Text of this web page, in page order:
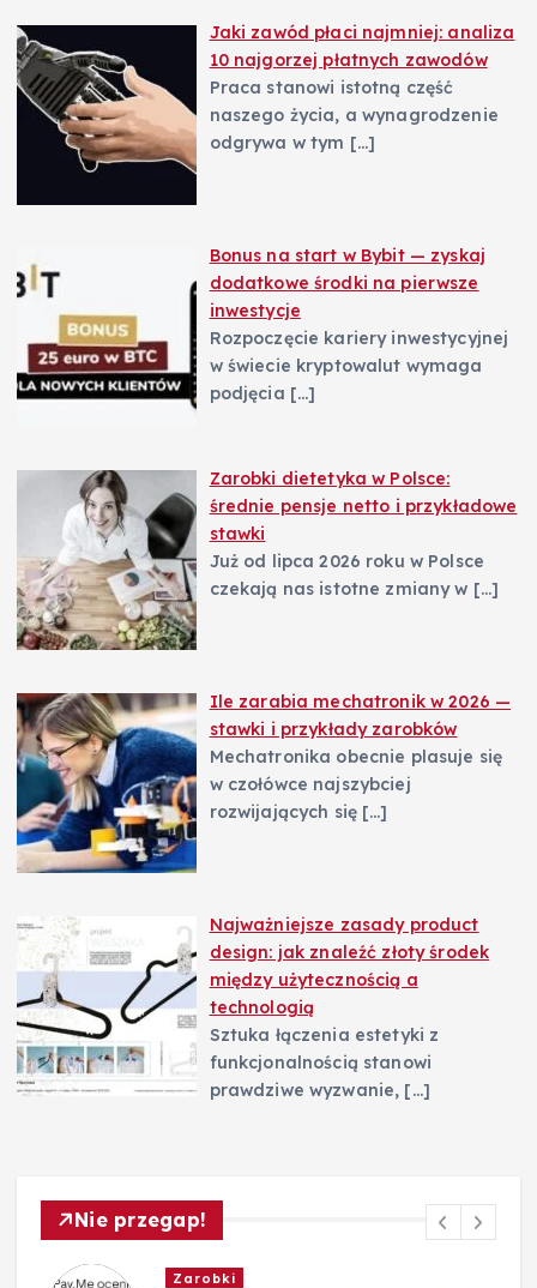
Jaki zawód płaci najmniej: analiza
10 najgorzej płatnych zawodów
Praca stanowi istotną część
naszego życia, a wynagrodzenie
odgrywa w tym […]
Bonus na start w Bybit — zyskaj
dodatkowe środki na pierwsze
inwestycje
Rozpoczęcie kariery inwestycyjnej
w świecie kryptowalut wymaga
podjęcia […]
Zarobki dietetyka w Polsce:
średnie pensje netto i przykładowe
stawki
Już od lipca 2026 roku w Polsce
czekają nas istotne zmiany w […]
Ile zarabia mechatronik w 2026 —
stawki i przykłady zarobków
Mechatronika obecnie plasuje się
w czołówce najszybciej
rozwijających się […]
Najważniejsze zasady product
design: jak znaleźć złoty środek
między użytecznością a
technologią
Sztuka łączenia estetyki z
funkcjonalnością stanowi
prawdziwe wyzwanie, […]
Nie przegap!
Zarobki